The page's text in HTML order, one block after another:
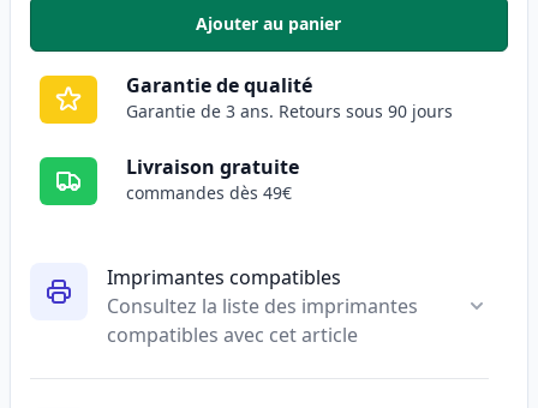
Imprimantes compatibles
Consultez la liste des imprimantes
compatibles avec cet article
Ajouter au panier
,Canon 707 (9422A004AA)
Garantie de qualité
Garantie de 3 ans. Retours sous 90 jours
Livraison gratuite
commandes dès 49€